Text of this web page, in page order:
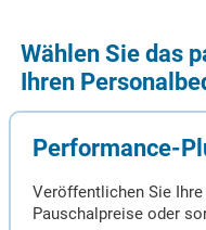
Wählen Sie das
Ihren
Performance-
Veröffentlichen Sie
Pauschalpreise oder